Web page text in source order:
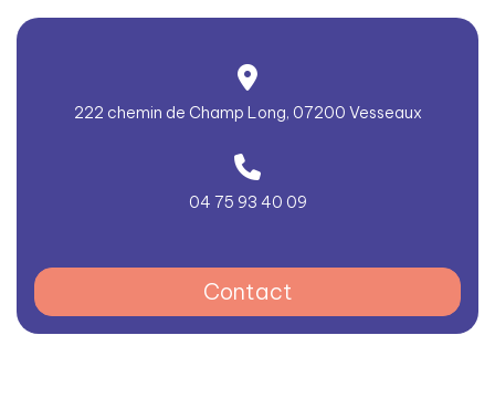
222 chemin de Champ Long, 07200 Vesseaux
04 75 93 40 09
Contact